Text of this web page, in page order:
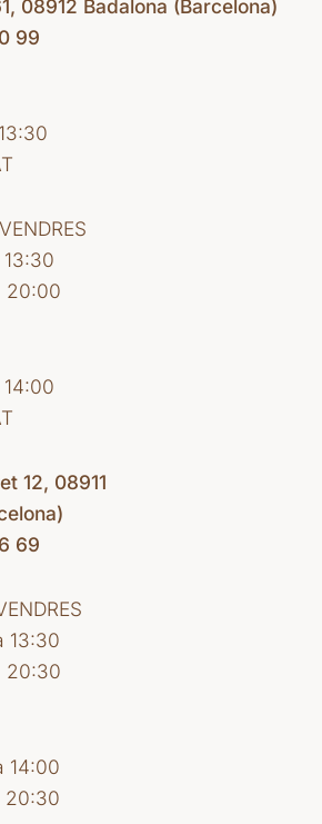
08912 Badalona (Barcelona)
99
20:00
12, 08911
69
13:30
20:30
14:00
20:30